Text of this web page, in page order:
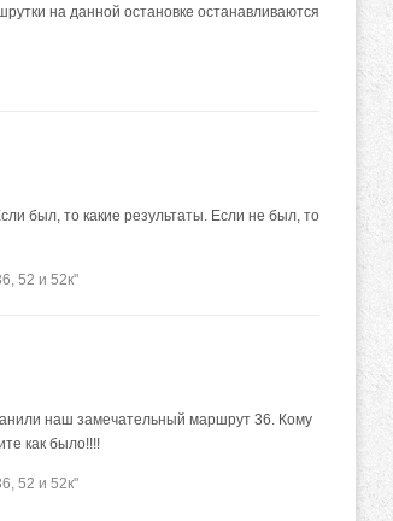
на данной остановке останавливаются
был, то какие результаты. Если не был, то
52 и 52к"
наш замечательный маршрут 36. Кому
как было!!!!
52 и 52к"